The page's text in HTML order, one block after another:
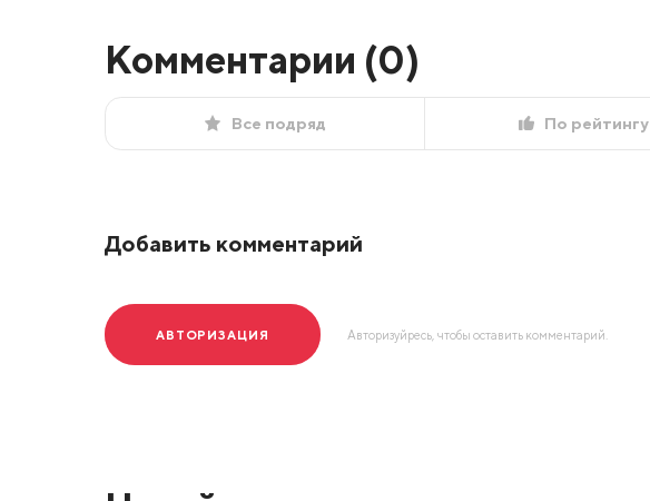
Комментарии (0)
Все подряд По рейтингу
Добавить комментарий
АВТОРИЗАЦИЯ Авторизуйресь, чтобы оставить комментарий.